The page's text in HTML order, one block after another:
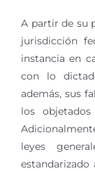
A partir de su
jurisdicción
instancia en
con lo
además, sus
los
leyes